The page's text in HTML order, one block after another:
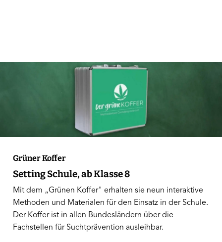
Grüner Koffer
Setting Schule, ab Klasse 8
Mit dem „Grünen Koffer" erhalten sie neun interaktive
Methoden und Materialen für den Einsatz in der Schule.
Der Koffer ist in allen Bundesländern über die
Fachstellen für Suchtprävention ausleihbar.